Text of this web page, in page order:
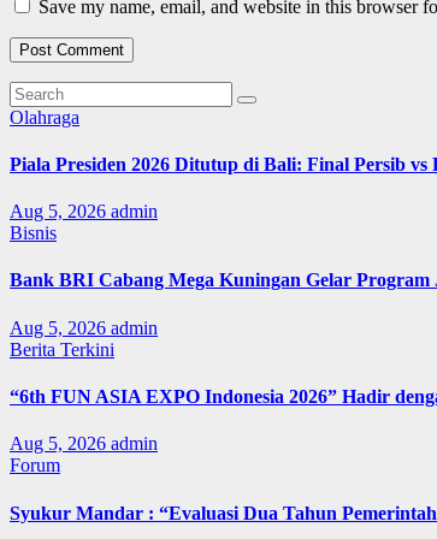
Save my name, email, and website in this browser
Olahraga
Piala Presiden 2026 Ditutup di Bali: Final Persib vs
Aug 5, 2026 admin
Bisnis
Bank BRI Cabang Mega Kuningan Gelar
Aug 5, 2026 admin
Berita Terkini
“6th FUN ASIA EXPO Indonesia 2026” Hadir
Aug 5, 2026 admin
Forum
Syukur Mandar : “Evaluasi Dua Tahun